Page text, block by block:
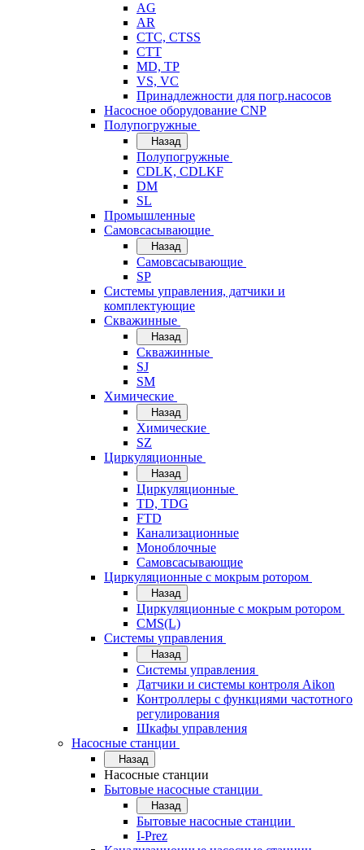
AG
AR
CTC, CTSS
CTT
MD, TP
VS, VC
Принадлежности для погр.насосов
Насосное оборудование CNP
Полупогружные
Назад
Полупогружные
CDLK, CDLKF
DM
SL
Промышленные
Самовсасывающие
Назад
Самовсасывающие
SP
Системы управления, датчики и
комплектующие
Скважинные
Назад
Скважинные
SJ
SM
Химические
Назад
Химические
SZ
Циркуляционные
Назад
Циркуляционные
TD, TDG
FTD
Канализационные
Моноблочные
Самовсасывающие
Циркуляционные с мокрым ротором
Назад
Циркуляционные с мокрым ротором
CMS(L)
Системы управления
Назад
Системы управления
Датчики и системы контроля Aikon
Контроллеры с функциями частотного
регулирования
Шкафы управления
Насосные станции
Назад
Насосные станции
Бытовые насосные станции
Назад
Бытовые насосные станции
I-Prez